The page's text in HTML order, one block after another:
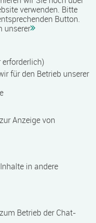
zu sichern und zur
Zu diesem
an.
V.
M-V
verwenden. Bitte
Button.
unserer
erforderlich)
für den Betrieb unserer
Anzeige von
in andere
Betrieb der Chat-